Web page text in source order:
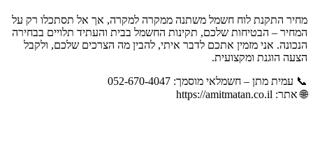
מחיר התקנת לוח חשמל משתנה ממקרה למקרה, אך אל תסתכלו רק על
המחיר – הבטיחות שלכם, תקינות החשמל בבית והעתיד תלויים בבחירה
הנכונה. אני מזמין אתכם לדבר איתי, להבין מה הצרכים שלכם, ולקבל
הצעה הוגנת ומקצועית.
📞 עמית מתן – חשמלאי מוסמך: 052-670-4047
🌐 אתר: https://amitmatan.co.il